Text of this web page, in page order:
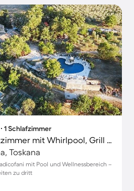
1 Schlafzimmer
Charmantes Privatzimmer mit Whirlpool, Grill und Pool | Haustierfreundlich
Toskana
mit Pool und Wellnessbereich –
zu dritt